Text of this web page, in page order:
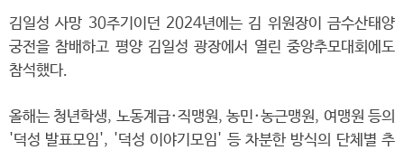
김일성 사망 30주기이던 2024년에는 김 위원장이 금수산태양
궁전을 참배하고 평양 김일성 광장에서 열린 중앙추모대회에도
참석했다.
올해는 청년학생, 노동계급·직맹원, 농민·농근맹원, 여맹원 등의
'덕성 발표모임', '덕성 이야기모임' 등 차분한 방식의 단체별 추